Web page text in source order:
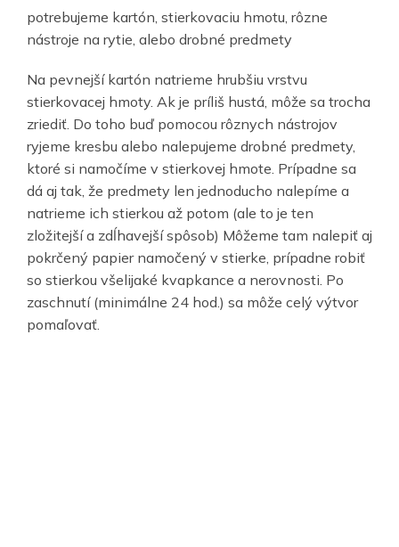
potrebujeme kartón, stierkovaciu hmotu, rôzne
nástroje na rytie, alebo drobné predmety
Na pevnejší kartón natrieme hrubšiu vrstvu
stierkovacej hmoty. Ak je príliš hustá, môže sa trocha
zriediť. Do toho buď pomocou rôznych nástrojov
ryjeme kresbu alebo nalepujeme drobné predmety,
ktoré si namočíme v stierkovej hmote. Prípadne sa
dá aj tak, že predmety len jednoducho nalepíme a
natrieme ich stierkou až potom (ale to je ten
zložitejší a zdĺhavejší spôsob) Môžeme tam nalepiť aj
pokrčený papier namočený v stierke, prípadne robiť
so stierkou všelijaké kvapkance a nerovnosti. Po
zaschnutí (minimálne 24 hod.) sa môže celý výtvor
pomaľovať.